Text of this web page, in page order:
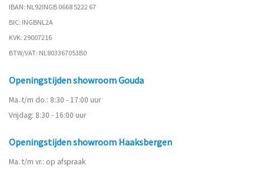
IBAN: NL92INGB 0668 5222 67
BIC: INGBNL2A
KVK: 29007216
BTW/VAT: NL803367053B0
Openingstijden showroom Gouda
Ma. t/m do.: 8:30 - 17:00 uur
Vrijdag: 8:30 - 16:00 uur
Openingstijden showroom Haaksbergen
Ma. t/m vr.: op afspraak